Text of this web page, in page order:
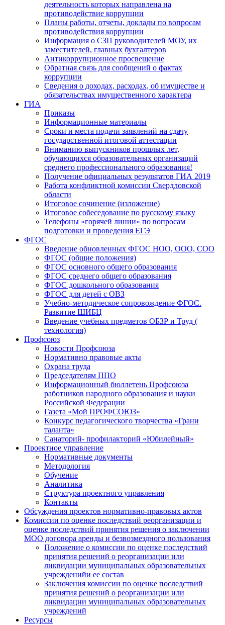
деятельность которых направлена на
противодействие коррупции
Планы работы, отчеты, доклады по вопросам
противодействия коррупции
Информация о СЗП руководителей МОУ, их
заместителей, главных бухгалтеров
Антикоррупционное просвещение
Обратная связь для сообщений о фактах
коррупции
Сведения о доходах, расходах, об имуществе и
обязательствах имущественного характера
ГИА
Приказы
Информационные материалы
Сроки и места подачи заявлений на сдачу
государственной итоговой аттестации
Вниманию выпускников прошлых лет,
обучающихся образовательных организаций
среднего профессионального образования!
Получение официальных результатов ГИА 2019
Работа конфликтной комиссии Свердловской
области
Итоговое сочинение (изложение)
Итоговое собеседование по русскому языку
Телефоны «горячей линии» по вопросам
подготовки и проведения ЕГЭ
ФГОС
Введение обновленных ФГОС НОО, ООО, СОО
ФГОС (общие положения)
ФГОС основного общего образования
ФГОС среднего общего образования
ФГОС дошкольного образования
ФГОС для детей с ОВЗ
Учебно-методическое сопровождение ФГОС.
Развитие ШИБЦ
Введение учебных предметов ОБЗР и Труд (
технология)
Профсоюз
Новости Профсоюза
Нормативно правовые акты
Охрана труда
Председателям ППО
Информационный бюллетень Профсоюза
работников народного образования и науки
Российской Федерации
Газета «Мой ПРОФСОЮЗ»
Конкурс педагогического творчества «Грани
таланта»
Санаторий- профилакторий «Юбилейный»
Проектное управление
Нормативные документы
Методология
Обучение
Аналитика
Структура проектного управления
Контакты
Обсуждения проектов нормативно-правовых актов
Комиссии по оценке последствий реорганизации и
оценке последствий принятия решения о заключении
МОО договора аренды и безвозмездного пользования
Положение о комиссии по оценке последствий
принятия решений о реорганизации или
ликвидации муниципальных образовательных
учрежденийи ее состав
Заключения комиссии по оценке последствий
принятия решений о реорганизации или
ликвидации муниципальных образовательных
учреждений
Ресурсы